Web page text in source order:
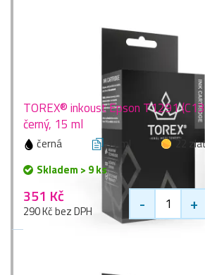
TOREX® inkoust Epson T1291
černý, 15 ml
černá 15 ml
22
Skladem > 9 ks
351 Kč
290 Kč bez DPH - +